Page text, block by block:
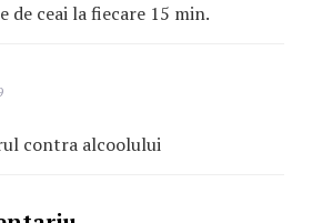
de ceai la fiecare 15 min.
contra alcoolului